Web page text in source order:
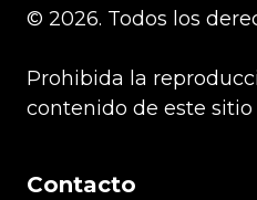
© 2026. Todos los
Prohibida la
contenido de este sitio
Contacto